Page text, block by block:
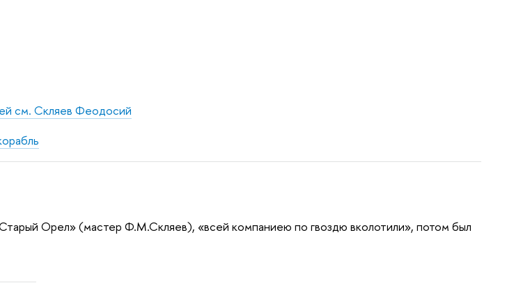
см. Скляев Феодосий
Орел» (мастер Ф.М.Скляев), «всей компаниею по гвоздю вколотили», потом был